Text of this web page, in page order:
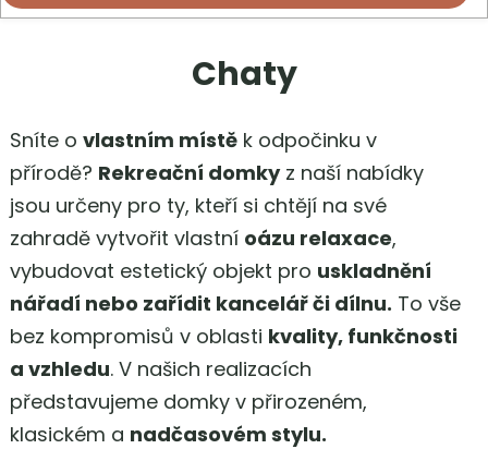
Chaty
Sníte o vlastním místě k odpočinku v
přírodě? Rekreační domkyz naší nabídky
jsou určeny pro ty, kteří si chtějí na své
zahradě vytvořit vlastní oázu relaxace,
vybudovat estetický objekt pro uskladnění
nářadí nebo zařídit kancelář či dílnu. To vše
bez kompromisů v oblasti kvality, funkčnosti
a vzhledu. V našich realizacích
představujeme domky v přirozeném,
klasickém a nadčasovém stylu.